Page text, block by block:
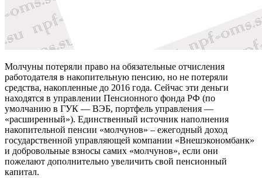
Молчуны потеряли право на обязательные отчисления
работодателя в накопительную пенсию, но не потеряли
средства, накопленные до 2016 года. Сейчас эти деньги
находятся в управлении Пенсионного фонда РФ (по
умолчанию в ГУК — ВЭБ, портфель управления —
«расширенный»). Единственный источник наполнения
накопительной пенсии «молчунов» – ежегодный доход
государственной управляющей компании «Внешэкономбанк»
и добровольные взносы самих «молчунов», если они
пожелают дополнительно увеличить свой пенсионный
капитал.